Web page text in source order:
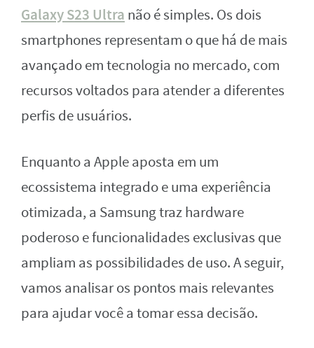
Galaxy S23 Ultra não é simples. Os dois
smartphones representam o que há de mais
avançado em tecnologia no mercado, com
recursos voltados para atender a diferentes
perfis de usuários.
Enquanto a Apple aposta em um
ecossistema integrado e uma experiência
otimizada, a Samsung traz hardware
poderoso e funcionalidades exclusivas que
ampliam as possibilidades de uso. A seguir,
vamos analisar os pontos mais relevantes
para ajudar você a tomar essa decisão.